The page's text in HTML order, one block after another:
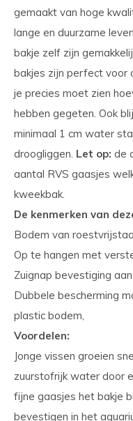
gemaakt van hoge
lange en duurzame
bakje zelf zijn
bakjes zijn perfect voor
je precies moet zien
hebben gegeten. Ook
minimaal 1 cm water
droogliggen. Let op: de
aantal RVS gaasjes
kweekbak.
De kenmerken van
Bodem van
Op te hangen met
Zuignap bevestiging
Dubbele bescherming
plastic bodem,
Voordelen:
Jonge vissen groeien
zuurstofrijk water door
fijne gaasjes het bakje
bevestigen in het